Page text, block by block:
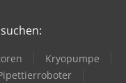
Kryopumpe